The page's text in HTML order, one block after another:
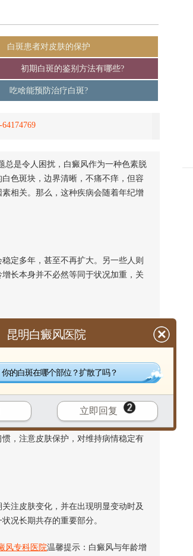
白斑患者对皮肤的保护
初期白斑的鉴别方法有哪些?
吃啥能预防治疗白斑?
64174769
总是令人困扰，白癜风作为一种色素脱
色斑块，边界清晰，不痛不痒，但容
相关。那么，这种疾病会随着年纪增
定多年，甚至不再扩大。另一些人则
长本身并不必然等同于状况加重，关
。例如，一些慢性健康状况的出
素。但这并不意味着每位年长的患者
对皮肤健康产生持续影响。这些因素
，注意皮肤保护，对维持病情稳定有
注皮肤变化，并在出现明显变动时及
况长期共存的重要部分。
风专科医院温馨提示：白癜风与年龄增
昆明白癜风医院
的白斑在哪个部位？扩散了吗？
立即回复